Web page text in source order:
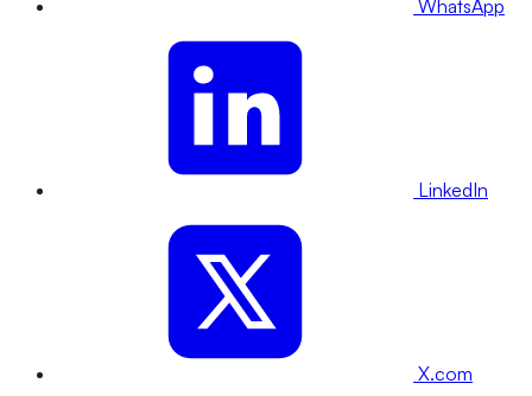
WhatsApp
LinkedIn
X.com